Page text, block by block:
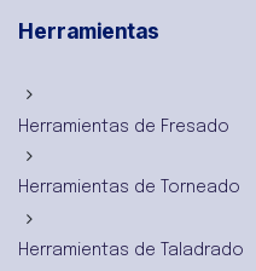
Herramientas
Herramientas de Fresado
Herramientas de Torneado
Herramientas de Taladrado